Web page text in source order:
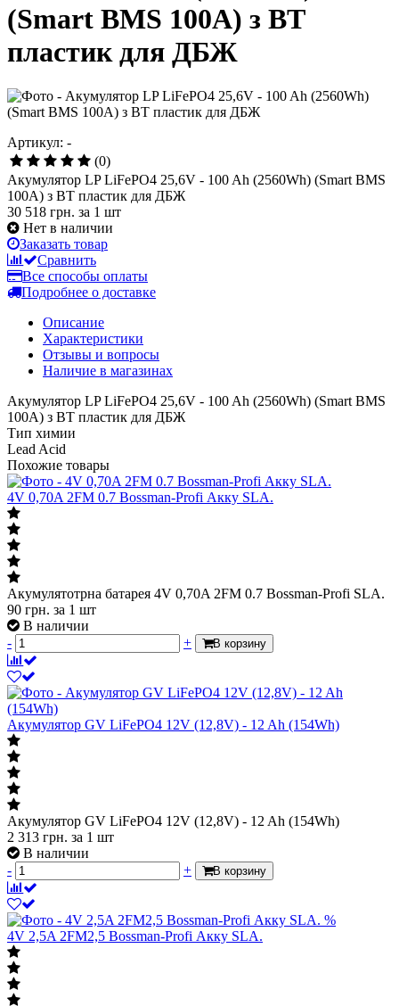
(Smart BMS 100А) з BT
пластик для ДБЖ
Артикул: -
(0)
Акумулятор LP LiFePO4 25,6V - 100 Ah (2560Wh) (Smart BMS
100А) з BT пластик для ДБЖ
30 518 грн. за 1 шт
Нет в наличии
Заказать товар
Сравнить
Все способы оплаты
Подробнее о доставке
Описание
Характеристики
Отзывы и вопросы
Наличие в магазинах
Акумулятор LP LiFePO4 25,6V - 100 Ah (2560Wh) (Smart BMS
100А) з BT пластик для ДБЖ
Тип химии
Lead Acid
Похожие товары
4V 0,70A 2FM 0.7 Bossman-Profi Акку SLA.
Акумулятотрна батарея 4V 0,70A 2FM 0.7 Bossman-Profi SLA.
90 грн. за 1 шт
В наличии
-
+ В корзину
Акумулятор GV LiFePО4 12V (12,8V) - 12 Ah (154Wh)
Акумулятор GV LiFePО4 12V (12,8V) - 12 Ah (154Wh)
2 313 грн. за 1 шт
В наличии
-
+ В корзину
%
4V 2,5A 2FM2,5 Bossman-Profi Акку SLA.